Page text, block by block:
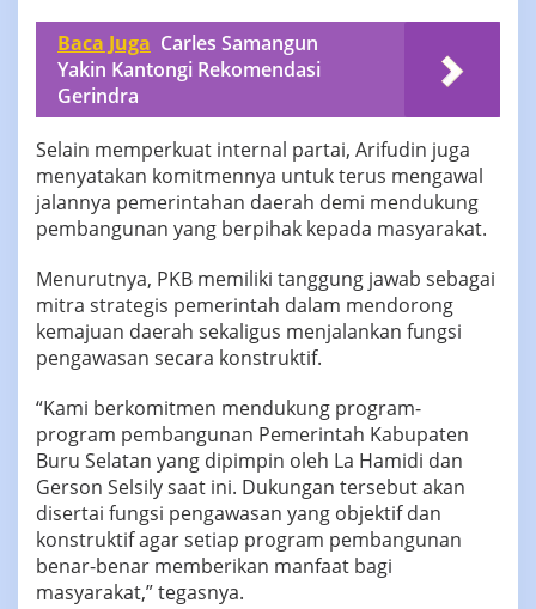
Baca Juga Carles Samangun
Yakin Kantongi Rekomendasi
Gerindra
Selain memperkuat internal partai, Arifudin juga
menyatakan komitmennya untuk terus mengawal
jalannya pemerintahan daerah demi mendukung
pembangunan yang berpihak kepada masyarakat.
Menurutnya, PKB memiliki tanggung jawab sebagai
mitra strategis pemerintah dalam mendorong
kemajuan daerah sekaligus menjalankan fungsi
pengawasan secara konstruktif.
“Kami berkomitmen mendukung program-
program pembangunan Pemerintah Kabupaten
Buru Selatan yang dipimpin oleh La Hamidi dan
Gerson Selsily saat ini. Dukungan tersebut akan
disertai fungsi pengawasan yang objektif dan
konstruktif agar setiap program pembangunan
benar-benar memberikan manfaat bagi
masyarakat,” tegasnya.